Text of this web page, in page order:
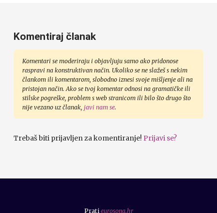
Komentiraj članak
Komentari se moderiraju i objavljuju samo ako pridonose
raspravi na konstruktivan način. Ukoliko se ne slažeš s nekim
člankom ili komentarom, slobodno iznesi svoje mišljenje ali na
pristojan način. Ako se tvoj komentar odnosi na gramatičke ili
stilske pogreške, problem s web stranicom ili bilo što drugo što
nije vezano uz članak, javi nam se.
Trebaš biti prijavljen za komentiranje! Prijavi se?
Prati eurosong.hr